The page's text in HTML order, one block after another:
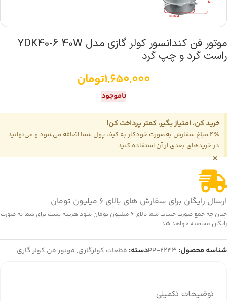
موتور فن کندانسور کولر گازی مدل YDK40-6 40W
راست گرد و چپ گرد
1,650,000تومان
ناموجود
خرید کن، امتیاز بگیر، کمتر پرداخت کن!
4٪ مبلغ سفارش به‌صورت خودکار به کیف پول شما اضافه می‌شود و می‌توانید
در خریدهای بعدی از آن استفاده کنید.
×
ارسال رایگان برای سفارش های بالای 6 میلیون تومان
چنان چه جمع صورت حساب شما بالای 6 میلیون تومان شود هزینه پست برای شما به صورت
رایگان محاصبه خواهد شد.
شناسه محصول: PP-2243دسته: قطعات کولرگازی, موتور فن کولر گازی
توضیحات تکمیلی